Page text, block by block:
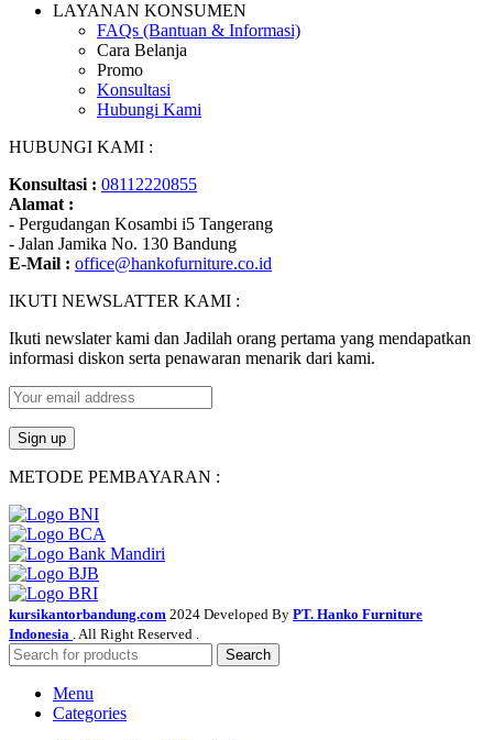
LAYANAN KONSUMEN
FAQs (Bantuan & Informasi)
Cara Belanja
Promo
Konsultasi
Hubungi Kami
HUBUNGI KAMI :
Konsultasi : 08112220855
Alamat :
- Pergudangan Kosambi i5 Tangerang
- Jalan Jamika No. 130 Bandung
E-Mail : office@hankofurniture.co.id
IKUTI NEWSLATTER KAMI :
Ikuti newslater kami dan Jadilah orang pertama yang mendapatkan
informasi diskon serta penawaran menarik dari kami.
METODE PEMBAYARAN :
kursikantorbandung.com 2024 Developed By PT. Hanko Furniture
Indonesia . All Right Reserved .
Search
Menu
Categories